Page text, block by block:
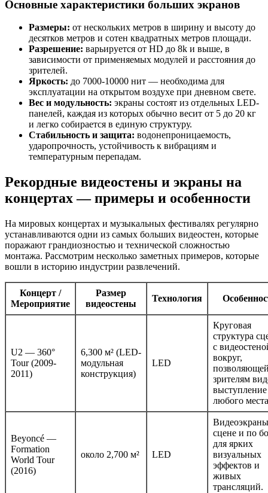
Основные характеристики больших экранов
Размеры: от нескольких метров в ширину и высоту до
десятков метров и сотен квадратных метров площади.
Разрешение: варьируется от HD до 8k и выше, в
зависимости от применяемых модулей и расстояния до
зрителей.
Яркость: до 7000-10000 нит — необходима для
эксплуатации на открытом воздухе при дневном свете.
Вес и модульность: экраны состоят из отдельных LED-
панелей, каждая из которых обычно весит от 5 до 20 кг
и легко собирается в единую структуру.
Стабильность и защита: водонепроницаемость,
ударопрочность, устойчивость к вибрациям и
температурным перепадам.
Рекордные видеостены и экраны на
концертах — примеры и особенности
На мировых концертах и музыкальных фестивалях регулярно
устанавливаются одни из самых больших видеостен, которые
поражают грандиозностью и технической сложностью
монтажа. Рассмотрим несколько заметных примеров, которые
вошли в историю индустрии развлечений.
Концерт /
Мероприятие
Размер
видеостены
Технология
U2 — 360°
Tour (2009-
2011)
6,300 м² (LED-
модульная
конструкция)
LED
Круговая
структура
с
вокруг,
зрителям
выступление
любого
Beyoncé —
Formation
World Tour
(2016)
около 2,700 м² LED
сцене и по
для ярких
визуальных
эффектов и
живых
трансляций.